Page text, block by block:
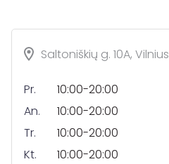
Saltoniškių g. 10A, Vilnius
Pr.
10:00-20:00
An.
10:00-20:00
Tr.
10:00-20:00
Kt.
10:00-20:00